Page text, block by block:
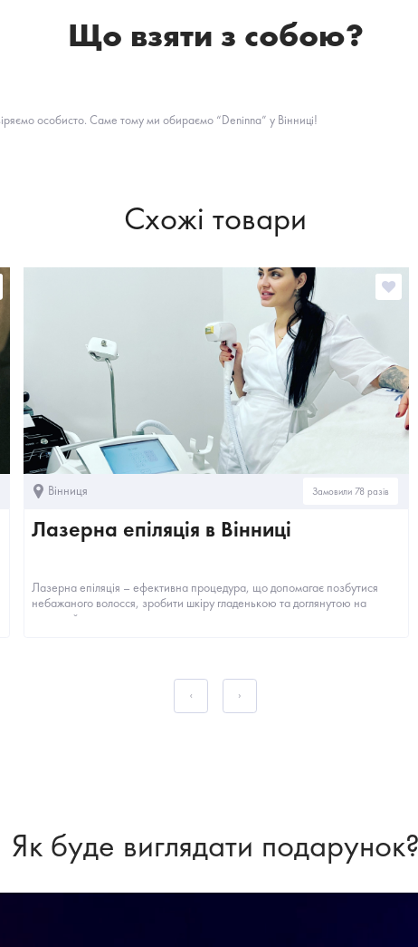
Що взяти з собою?
особисто. Саме тому ми обираємо “Deninna” у Вінниці!
Схожі товари
Вінниця Замовили 78 разів
Лазерна епіляція в Вінниці
Лазерна епіляція – ефективна процедура, що допомагає позбутися
небажаного волосся, зробити шкіру гладенькою та доглянутою на
тривалий час....
Як буде виглядати